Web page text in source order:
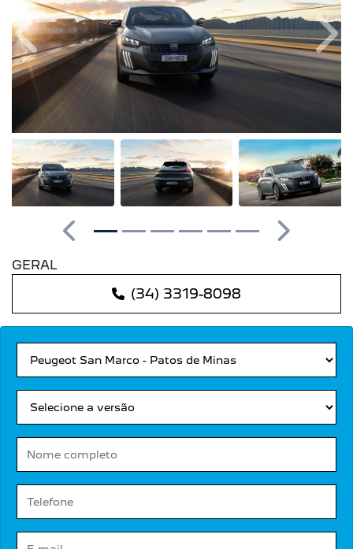
Anterior
Anterior Próximo
GERAL
(34) 3319-8098